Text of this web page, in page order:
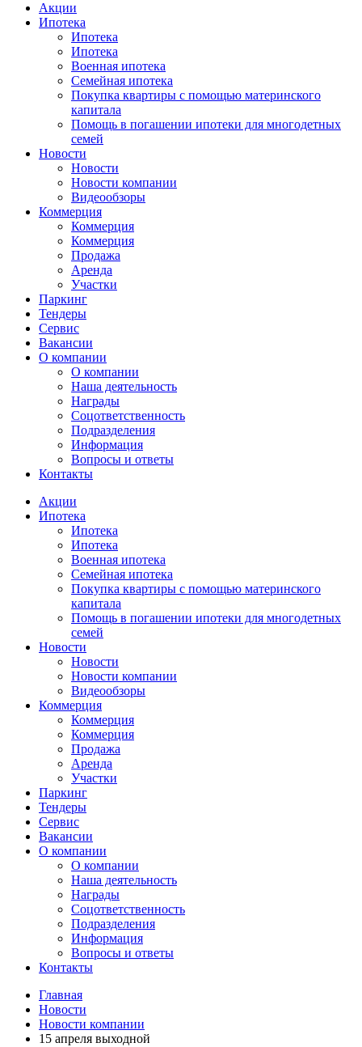
Акции
Ипотека
Ипотека
Ипотека
Военная ипотека
Семейная ипотека
Покупка квартиры с помощью материнского
капитала
Помощь в погашении ипотеки для многодетных
семей
Новости
Новости
Новости компании
Видеообзоры
Коммерция
Коммерция
Коммерция
Продажа
Аренда
Участки
Паркинг
Тендеры
Сервис
Вакансии
О компании
О компании
Наша деятельность
Награды
Соцответственность
Подразделения
Информация
Вопросы и ответы
Контакты
Акции
Ипотека
Ипотека
Ипотека
Военная ипотека
Семейная ипотека
Покупка квартиры с помощью материнского
капитала
Помощь в погашении ипотеки для многодетных
семей
Новости
Новости
Новости компании
Видеообзоры
Коммерция
Коммерция
Коммерция
Продажа
Аренда
Участки
Паркинг
Тендеры
Сервис
Вакансии
О компании
О компании
Наша деятельность
Награды
Соцответственность
Подразделения
Информация
Вопросы и ответы
Контакты
Главная
Новости
Новости компании
15 апреля выходной